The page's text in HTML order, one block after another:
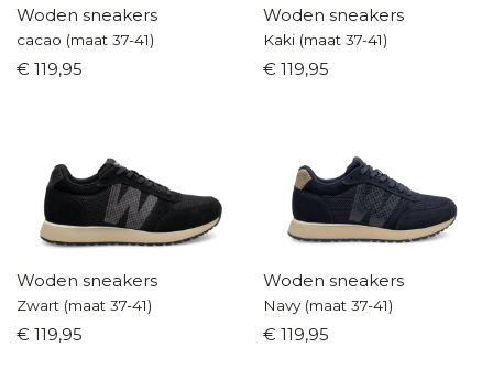
altijd een stap voor!
Woden sneakers
cacao (maat 37-41)
€ 119,95
Woden sneakers
Kaki (maat 37-41)
€ 119,95
Woden sneakers
Zwart (maat 37-41)
€ 119,95
Woden sneakers
Navy (maat 37-41)
€ 119,95